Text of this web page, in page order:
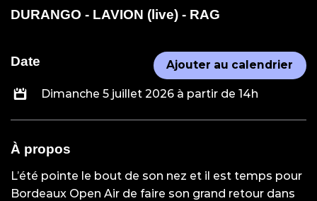
DURANGO - LAVION (live) - RAG
Date Ajouter au calendrier
Dimanche 5 juillet 2026 à partir de 14h
À propos
L’été pointe le bout de son nez et il est temps pour
Bordeaux Open Air de faire son grand retour dans